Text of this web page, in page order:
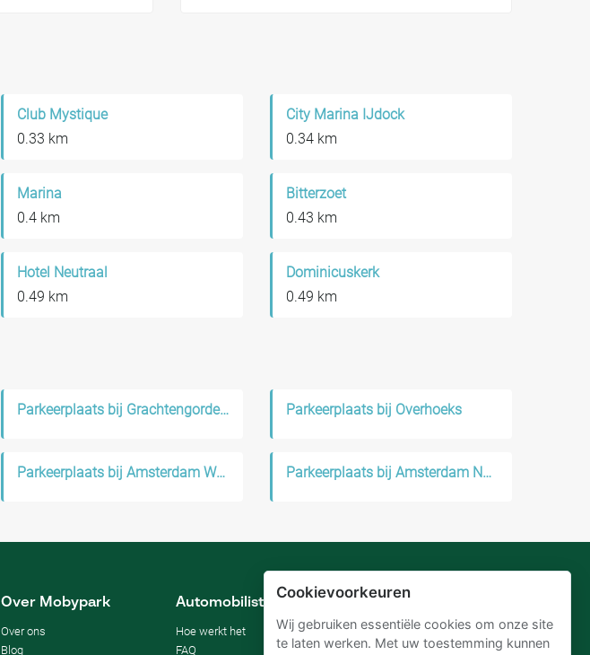
Club Mystique
0.33 km
City Marina IJdock
0.34 km
Marina
0.4 km
Bitterzoet
0.43 km
Hotel Neutraal
0.49 km
Dominicuskerk
0.49 km
Parkeerplaats bij Grachtengordel-West Parkeerplaats bij Overhoeks
Parkeerplaats bij Amsterdam West Parkeerplaats bij Amsterdam Noord
Cookievoorkeuren
Wij gebruiken essentiële cookies om onze site
te laten werken. Met uw toestemming kunnen
Over Mobypark
Over ons
Blog
Automobilisten
Hoe werkt het
FAQ
Verhuurders
Mijn parkeerplaats verhuren
Voor bedrijven